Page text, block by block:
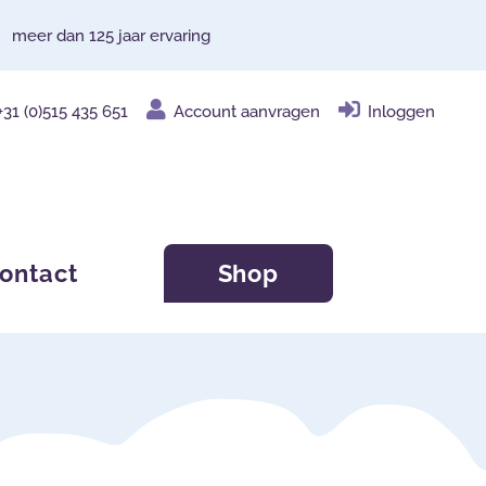
meer dan 125 jaar ervaring
(0)515 435 651 Account aanvragen Inloggen
Shop